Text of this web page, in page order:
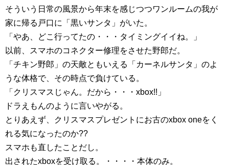
そういう日常の風景から年末を感じつつワンルームの我が
家に帰る戸口に「黒いサンタ」がいた。
「やあ、どこ行ってたの・・・タイミングイイね。」
以前、スマホのコネクター修理をさせた野郎だ。
「チキン野郎」の天敵ともいえる「カーネルサンタ」のよ
うな体格で、その時点で負けている。
「クリスマスじゃん。だから・・・xbox!!」
ドラえもんのように言いやがる。
とりあえず、クリスマスプレゼントにお古のxbox oneをく
れる気になったのか??
スマホも直したことだし。
出されたxboxを受け取る。・・・・本体のみ。